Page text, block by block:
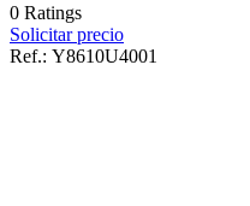
0 Ratings
Solicitar precio
Ref.: Y8610U4001